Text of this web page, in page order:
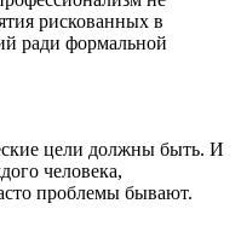
рискованных в
ради формальной
цели должны быть. И
человека,
проблемы бывают.